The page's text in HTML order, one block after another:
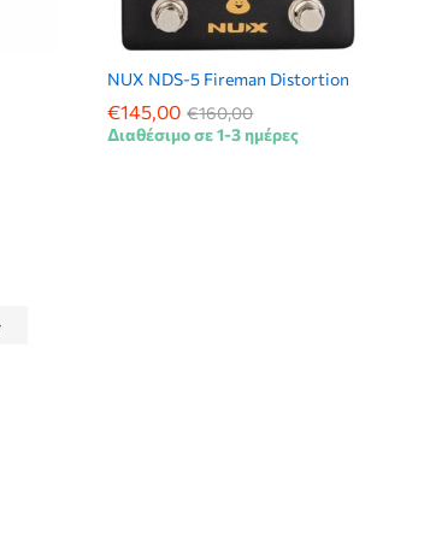
NUX NDS-5 Fireman Distortion
€145,00 €160,00
€145,00 €160,00
Διαθέσιμο σε 1-3 ημέρες